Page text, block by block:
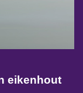
eikenhout